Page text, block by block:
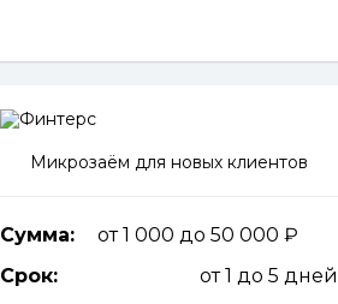
Микрозаём для новых клиентов
Сумма:
от 1 000 до 50 000
Срок:
от 1 до 5 дней